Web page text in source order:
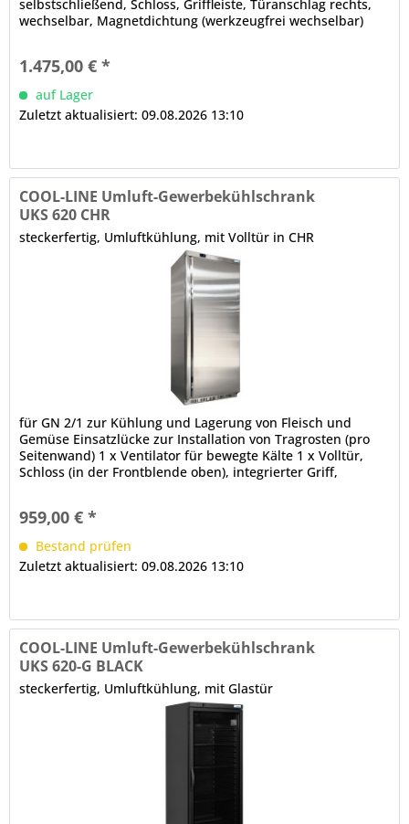
selbstschließend, Schloss, Griffleiste, Türanschlag rechts,
wechselbar, Magnetdichtung (werkzeugfrei wechselbar)
automatische Abtauung (elektrisch),...
1.475,00 € *
auf Lager
Zuletzt aktualisiert: 09.08.2026 13:10
COOL-LINE Umluft-Gewerbekühlschrank
UKS 620 CHR
steckerfertig, Umluftkühlung, mit Volltür in CHR
für GN 2/1 zur Kühlung und Lagerung von Fleisch und
Gemüse Einsatzlücke zur Installation von Tragrosten (pro
Seitenwand) 1 x Ventilator für bewegte Kälte 1 x Volltür,
Schloss (in der Frontblende oben), integrierter Griff,
Kompressorstufe elektronische Steuerung (in der
Frontblende)...
959,00 € *
Bestand prüfen
Zuletzt aktualisiert: 09.08.2026 13:10
COOL-LINE Umluft-Gewerbekühlschrank
UKS 620-G BLACK
steckerfertig, Umluftkühlung, mit Glastür